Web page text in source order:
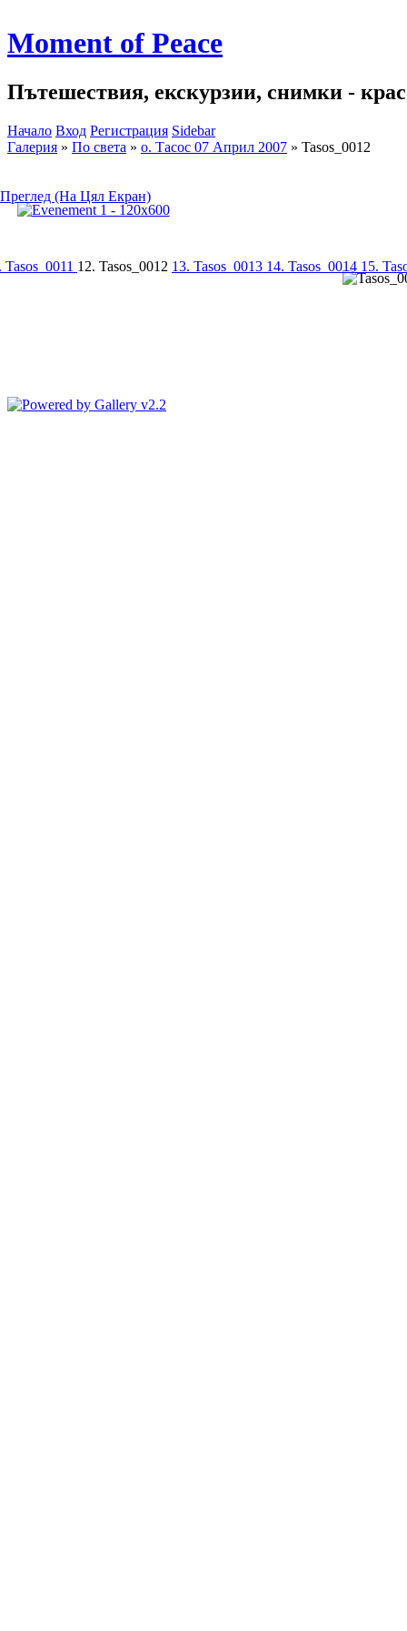
Moment of Peace
Пътешествия, екскурзии, снимки -
Начало Вход Регистрация Sidebar
Галерия » По света » о. Тасос 07 Април 2007 » Tasos_0012
Преглед (На Цял Екран)
Tasos_0011 12. Tasos_0012 13. Tasos_0013 14. Tasos_0014 15.